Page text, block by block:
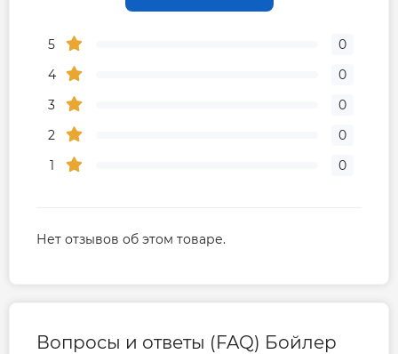
5
0
4
0
3
0
2
0
1
0
Нет отзывов об этом товаре.
Вопросы и ответы (FAQ) Бойлер